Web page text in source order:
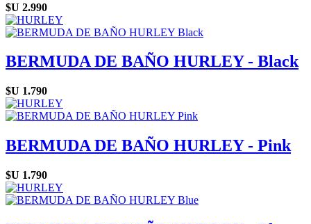
$U 2.990
BERMUDA DE BAÑO HURLEY - Black
$U 1.790
BERMUDA DE BAÑO HURLEY - Pink
$U 1.790